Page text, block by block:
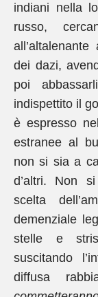
indiani nella
russo,
dei dazi,
poi
indispettito il
è espresso
estranee al
non si sia a
d’altri. Non
scelta
demenziale
stelle e
suscitando
diffusa